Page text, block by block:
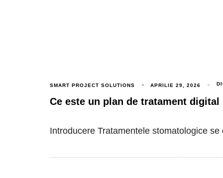
SMART PROJECT SOLUTIONS APRILIE 29, 2026
Ce este un plan de tratament digital
Introducere Tratamentele stomatologice